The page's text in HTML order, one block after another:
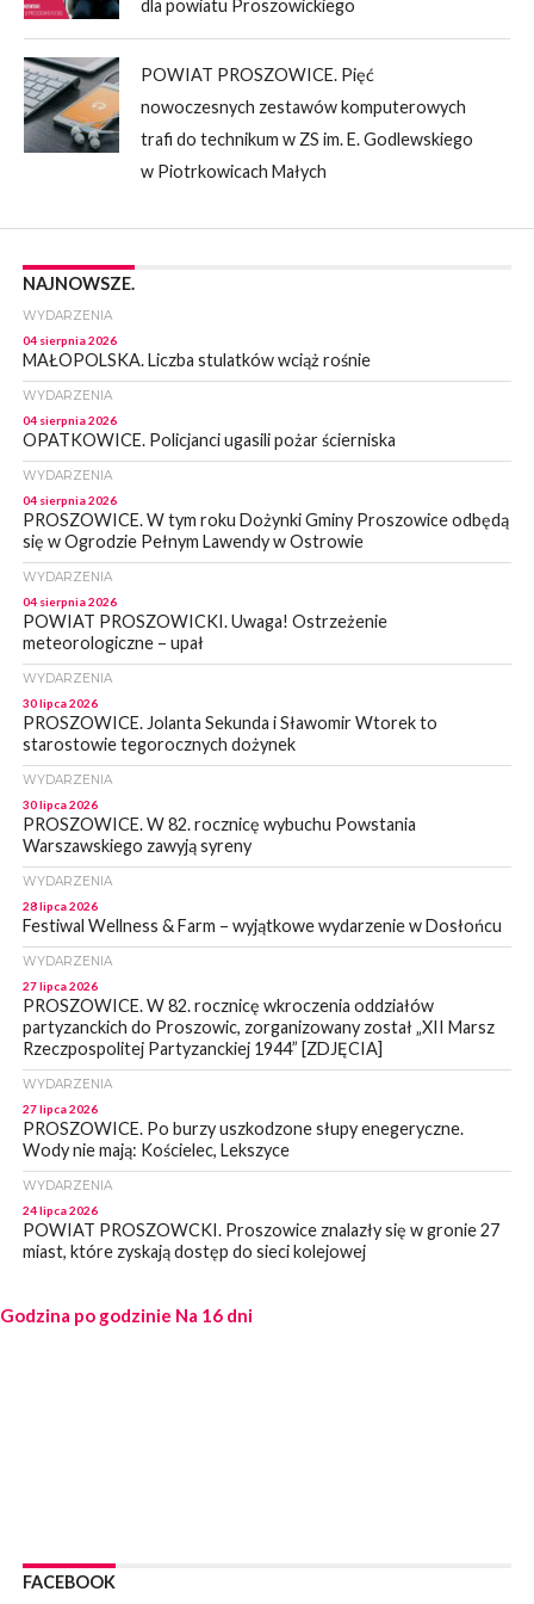
dla powiatu Proszowickiego
POWIAT PROSZOWICE. Pięć
nowoczesnych zestawów komputerowych
trafi do technikum w ZS im. E. Godlewskiego
w Piotrkowicach Małych
NAJNOWSZE.
WYDARZENIA
04 sierpnia 2026
MAŁOPOLSKA. Liczba stulatków wciąż rośnie
WYDARZENIA
04 sierpnia 2026
OPATKOWICE. Policjanci ugasili pożar ścierniska
WYDARZENIA
04 sierpnia 2026
PROSZOWICE. W tym roku Dożynki Gminy Proszowice odbędą
się w Ogrodzie Pełnym Lawendy w Ostrowie
WYDARZENIA
04 sierpnia 2026
POWIAT PROSZOWICKI. Uwaga! Ostrzeżenie
meteorologiczne – upał
WYDARZENIA
30 lipca 2026
PROSZOWICE. Jolanta Sekunda i Sławomir Wtorek to
starostowie tegorocznych dożynek
WYDARZENIA
30 lipca 2026
PROSZOWICE. W 82. rocznicę wybuchu Powstania
Warszawskiego zawyją syreny
WYDARZENIA
28 lipca 2026
Festiwal Wellness & Farm – wyjątkowe wydarzenie w Dosłońcu
WYDARZENIA
27 lipca 2026
PROSZOWICE. W 82. rocznicę wkroczenia oddziałów
partyzanckich do Proszowic, zorganizowany został „XII Marsz
Rzeczpospolitej Partyzanckiej 1944” [ZDJĘCIA]
WYDARZENIA
27 lipca 2026
PROSZOWICE. Po burzy uszkodzone słupy enegeryczne.
Wody nie mają: Kościelec, Lekszyce
WYDARZENIA
24 lipca 2026
POWIAT PROSZOWCKI. Proszowice znalazły się w gronie 27
miast, które zyskają dostęp do sieci kolejowej
23 lipca 2026
POWIAT PROSZOWICE. Obchody Święta Policji w
WYDARZENIA
Godzina po godzinie Na 16 dni
FACEBOOK